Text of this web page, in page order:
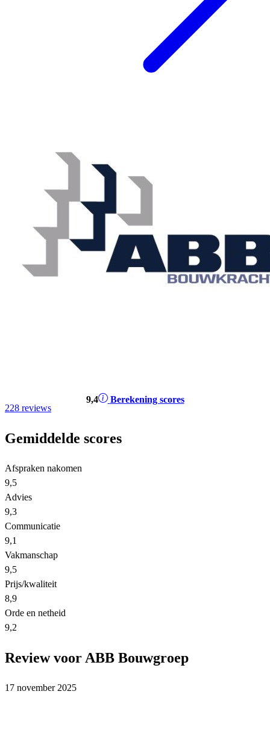
9,4
Berekening scores
228 reviews
Gemiddelde scores
Afspraken nakomen
9,5
Advies
9,3
Communicatie
9,1
Vakmanschap
9,5
Prijs/kwaliteit
8,9
Orde en netheid
9,2
Review voor ABB Bouwgroep
17 november 2025